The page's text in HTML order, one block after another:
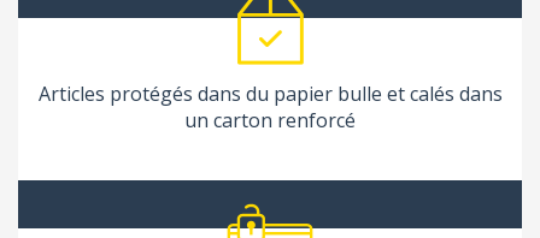
Articles protégés dans du papier bulle et calés dans
un carton renforcé